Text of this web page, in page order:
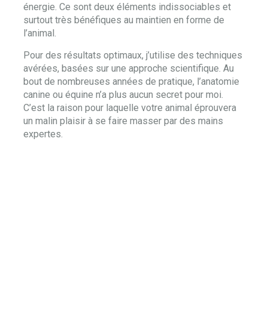
énergie. Ce sont deux éléments indissociables et
surtout très bénéfiques au maintien en forme de
l’animal.
Pour des résultats optimaux, j’utilise des techniques
avérées, basées sur une approche scientifique. Au
bout de nombreuses années de pratique, l’anatomie
canine ou équine n’a plus aucun secret pour moi.
C’est la raison pour laquelle votre animal éprouvera
un malin plaisir à se faire masser par des mains
expertes.